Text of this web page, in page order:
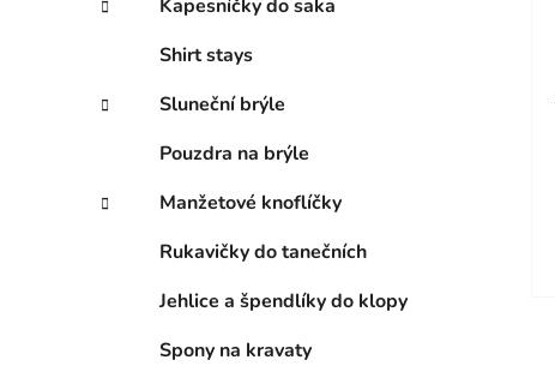
Kapesníčky do saka
Shirt stays
Sluneční brýle
Pouzdra na brýle
Manžetové knoflíčky
Rukavičky do tanečních
Jehlice a špendlíky do klopy
Spony na kravaty